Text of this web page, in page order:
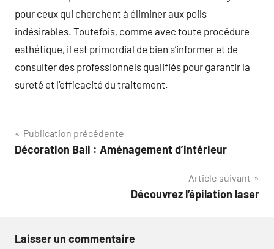
pour ceux qui cherchent à éliminer aux poils
indésirables. Toutefois, comme avec toute procédure
esthétique, il est primordial de bien s’informer et de
consulter des professionnels qualifiés pour garantir la
sureté et l’efficacité du traitement.
Navigation
de
Publication précédente
Décoration Bali : Aménagement d’intérieur
Article suivant
Découvrez l’épilation laser
Laisser un commentaire